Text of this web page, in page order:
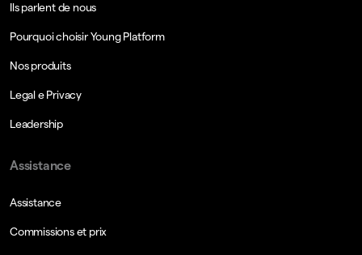
Ils parlent de nous
Pourquoi choisir Young Platform
Nos produits
Legal e Privacy
Leadership
Assistance
Assistance
Commissions et prix